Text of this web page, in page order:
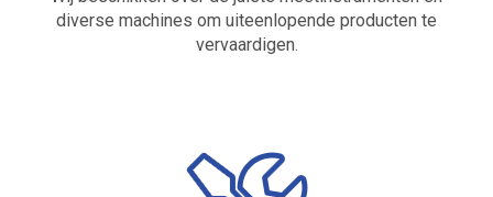
diverse machines om uiteenlopende producten te
vervaardigen.